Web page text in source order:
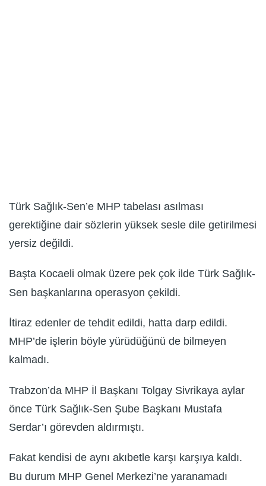
Türk Sağlık-Sen’e MHP tabelası asılması
gerektiğine dair sözlerin yüksek sesle dile getirilmesi
yersiz değildi.
Başta Kocaeli olmak üzere pek çok ilde Türk Sağlık-
Sen başkanlarına operasyon çekildi.
İtiraz edenler de tehdit edildi, hatta darp edildi.
MHP’de işlerin böyle yürüdüğünü de bilmeyen
kalmadı.
Trabzon’da MHP İl Başkanı Tolgay Sivrikaya aylar
önce Türk Sağlık-Sen Şube Başkanı Mustafa
Serdar’ı görevden aldırmıştı.
Fakat kendisi de aynı akıbetle karşı karşıya kaldı.
Bu durum MHP Genel Merkezi’ne yaranamadı